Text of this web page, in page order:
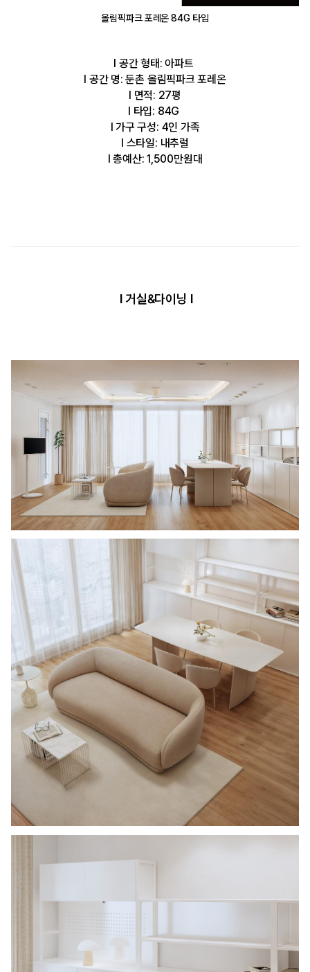
올림픽파크 포레온 84G 타입
l 공간 형태: 아파트
l 공간 명: 둔촌 올림픽파크 포레온
l 면적: 27평
l 타입: 84G
l 가구 구성: 4인 가족
l 스타일: 내추럴
l 총예산: 1,500만원대
l 거실&다이닝 l